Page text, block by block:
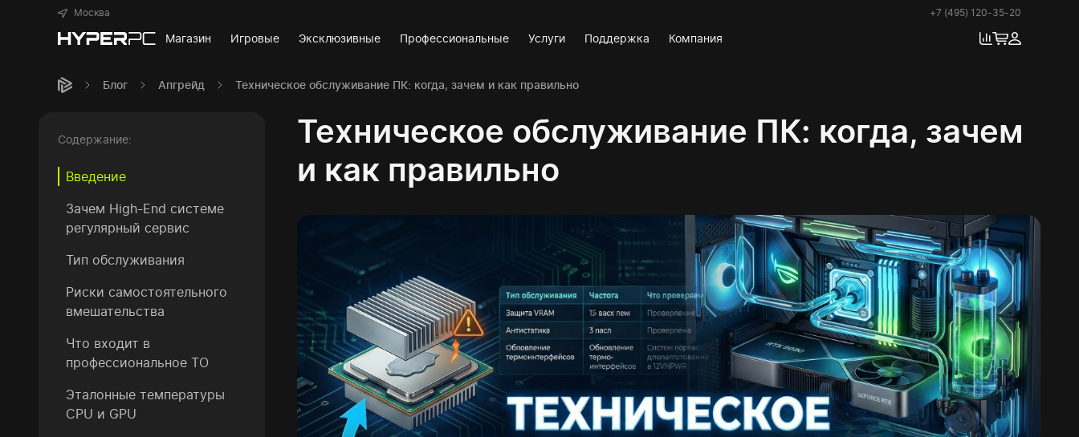
Москва +7 (495) 120-35-20
Магазин Игровые Эксклюзивные Профессиональные Услуги Поддержка Компания
Блог Апгрейд Техническое обслуживание ПК: когда, зачем и как правильно
Содержание:
Введение
Зачем High-End системе
регулярный сервис
Тип обслуживания
Риски самостоятельного
вмешательства
Что входит в
профессиональное ТО
Эталонные температуры
CPU и GPU
Техническое обслуживание ПК: когда, зачем
и как правильно